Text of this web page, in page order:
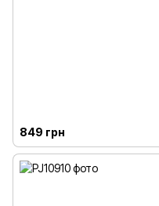
849 грн